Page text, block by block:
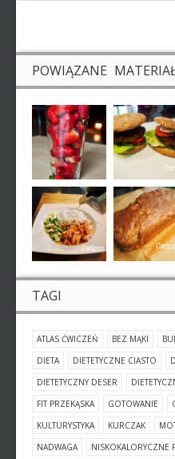
POWIĄZANE
TAGI
ATLAS ĆWICZEŃ BEZ MĄKI
DIETA
DIETETYCZNE CIASTO
DIETETYCZNY DESER
FIT PRZEKĄSKA
GOTOWANIE
KULTURYSTYKA
KURCZAK
NADWAGA
NISKOKALORYCZNE